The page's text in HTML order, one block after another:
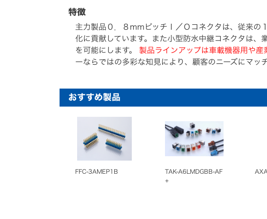
特徴
主力製品０．８mmピッチＩ／Ｏコネクタは、従来の
化に貢献しています。また小型防水中継コネクタは
を可能にします。 製品ラインアップは車載機器用や
ーならではの多彩な知見により、顧客のニーズにマッ
おすすめ製品
FFC-3AMEP1B
TAK-A6LMDGBB-AF
+